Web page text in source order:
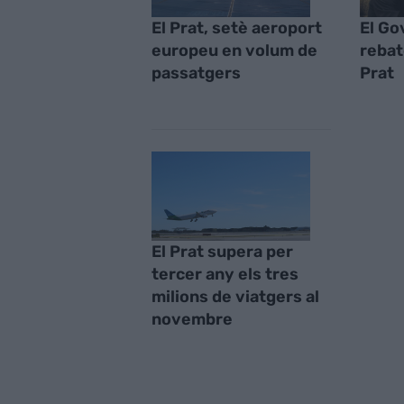
El Prat, setè aeroport
europeu en volum de
passatgers
El
Prat
El Prat supera per
tercer any els tres
milions de viatgers al
novembre